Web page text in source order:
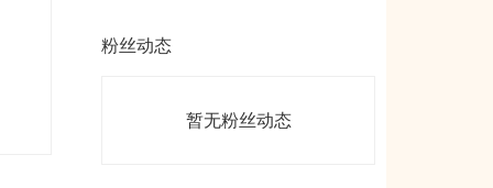
粉丝动态
暂无粉丝动态